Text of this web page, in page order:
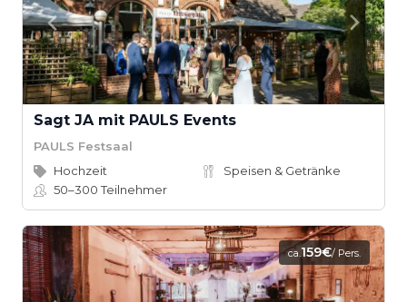
Sagt JA mit PAULS Events
PAULS Festsaal
Hochzeit
Speisen & Getränke
50–300Teilnehmer
ca.159€/ Pers.